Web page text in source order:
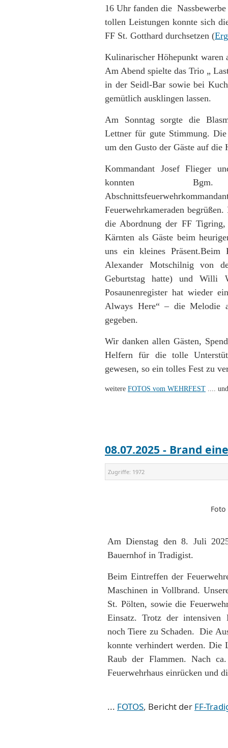
16 Uhr fanden die
tollen Leistungen konnte sich
FF St. Gotthard durchsetzen (
Kulinarischer Höhepunkt waren
Am Abend spielte das Trio „
in der Seidl-Bar sowie bei
gemütlich ausklingen lassen.
Am Sonntag sorgte die
Lettner für gute Stimmung.
um den Gusto der Gäste auf
Kommandant Josef Flieger
konnten
Feuerwehrkameraden
die Abordnung der FF
Kärnten als Gäste beim
uns ein kleines Präsent.Beim
Alexander Motschilnig von
Geburtstag hatte) und Willi
Posaunenregister hat wieder
Always Here“ – die Melodie
gegeben.
Wir danken allen Gästen,
Helfern für die tolle
gewesen, so ein tolles Fest zu
weitere FOTOS vom WEHRFEST ....
08.07.2025 - Brand
Zugriffe: 1972
Am Dienstag den 8. Juli
Bauernhof in Tradigist.
Beim Eintreffen der
Maschinen in Vollbrand.
St. Pölten, sowie die
Einsatz. Trotz der intensiven
noch Tiere zu Schaden. Die
konnte verhindert werden. Die
Raub der Flammen. Nach
Feuerwehrhaus einrücken und
... FOTOS, Bericht der FF-